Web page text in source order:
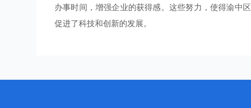
办事时间，增强企业的获得感。这些努力，使得渝中
促进了科技和创新的发展。